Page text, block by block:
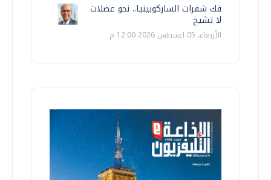
فك شفرات الساركوبينيا.. نحو عضلات
لا تشيخ
الأربعاء، 05 اغسطس 2026 12:00 م